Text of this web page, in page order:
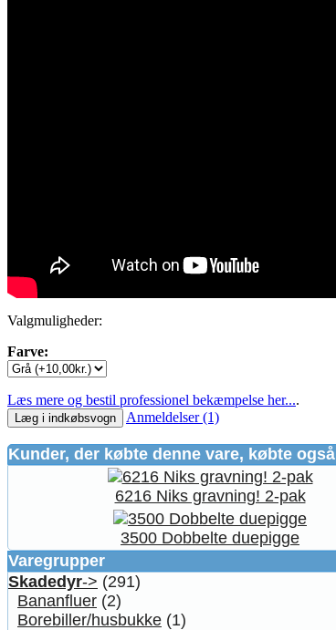
Valgmuligheder:
Farve:
Læs mere og bestil professionel bekæmpelse her....
Læg i indkøbsvogn Anmeldelser (1)
Kunder, der købte denne vare, købte også
6216 Niks gravning! 2-pak
3500 Dobbelte duepigge
Varegrupper
Skadedyr-> (291)
Bananfluer (2)
Borebiller/husbukke (1)